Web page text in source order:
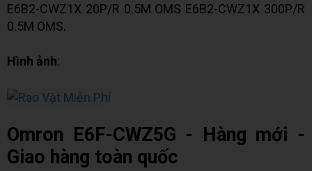
E6B2-CWZ1X 20P/R 0.5M OMS E6B2-CWZ1X 300P/R
0.5M OMS.
Hình ảnh:
Omron E6F-CWZ5G - Hàng mới -
Giao hàng toàn quốc